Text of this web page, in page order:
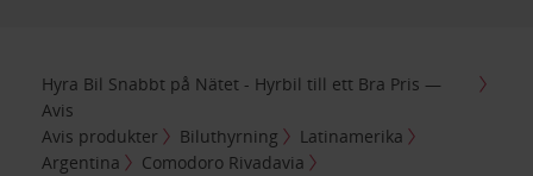
Hyra Bil Snabbt på Nätet - Hyrbil till ett Bra Pris —
Avis
Avis produkter
Biluthyrning
Latinamerika
Argentina
Comodoro Rivadavia